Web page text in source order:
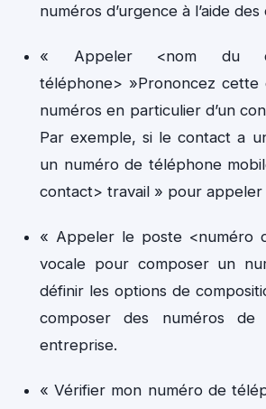
numéros d’urgence à l’aide
« Appeler <nom du
téléphone> »Prononcez cette
numéros en particulier d’un
Par exemple, si le contact a
un numéro de téléphone
contact> travail » pour
« Appeler le poste <numéro
vocale pour composer un
définir les options de
composer des numéros
entreprise.
« Vérifier mon numéro de